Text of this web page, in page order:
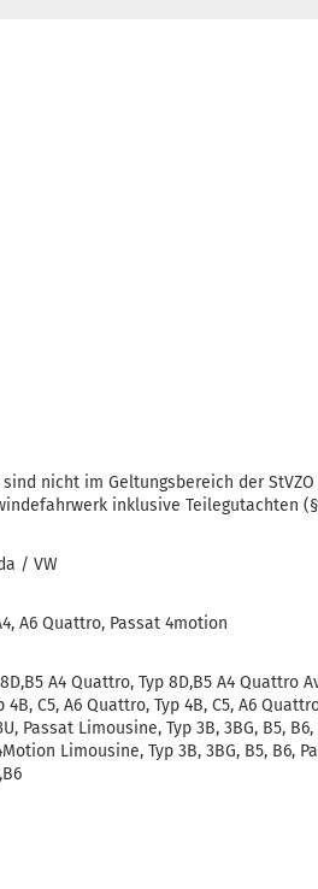
nicht im Geltungsbereich der StVZO
inklusive Teilegutachten
/ VW
A6 Quattro, Passat 4motion
A4 Quattro, Typ 8D,B5 A4 Quattro
4B, C5, A6 Quattro, Typ 4B, C5, A6
Passat Limousine, Typ 3B, 3BG, B5,
Limousine, Typ 3B, 3BG, B5, B6,